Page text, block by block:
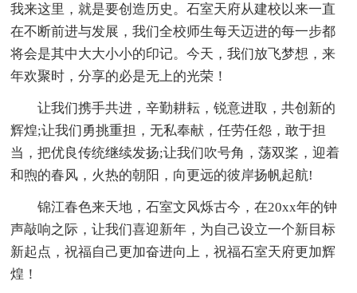
我来这里，就是要创造历史。石室天府从建校以来一直
在不断前进与发展，我们全校师生每天迈进的每一步都
将会是其中大大小小的印记。今天，我们放飞梦想，来
年欢聚时，分享的必是无上的光荣！
让我们携手共进，辛勤耕耘，锐意进取，共创新的
辉煌;让我们勇挑重担，无私奉献，任劳任怨，敢于担
当，把优良传统继续发扬;让我们吹号角，荡双桨，迎着
和煦的春风，火热的朝阳，向更远的彼岸扬帆起航!
锦江春色来天地，石室文风烁古今，在20xx年的钟
声敲响之际，让我们喜迎新年，为自己设立一个新目标
新起点，祝福自己更加奋进向上，祝福石室天府更加辉
煌！